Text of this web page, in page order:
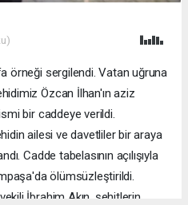
örneği sergilendi. Vatan uğruna
Özcan İlhan'ın aziz
bir caddeye verildi.
ailesi ve davetliler bir araya
Cadde tabelasının açılışıyla
ölümsüzleştirildi.
İbrahim Akın, şehitlerin